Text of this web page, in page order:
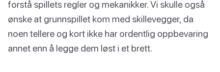
forstå spillets regler og mekanikker. Vi skulle også
ønske at grunnspillet kom med skillevegger, da
noen tellere og kort ikke har ordentlig oppbevaring
annet enn å legge dem løst i et brett.